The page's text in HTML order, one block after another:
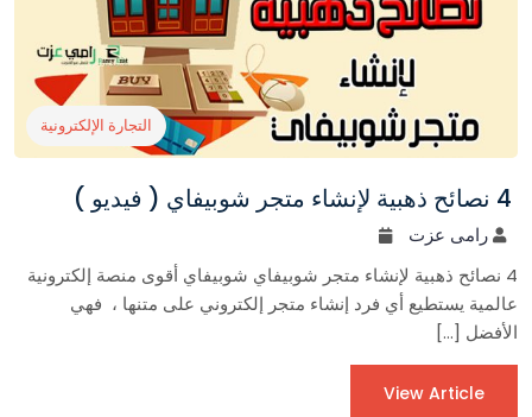
التجارة الإلكترونية
4 نصائح ذهبية لإنشاء متجر شوبيفاي ( فيديو )
رامى عزت
4 نصائح ذهبية لإنشاء متجر شوبيفاي شوبيفاي أقوى منصة إلكترونية
عالمية يستطيع أي فرد إنشاء متجر إلكتروني على متنها ، فهي
الأفضل […]
View Article